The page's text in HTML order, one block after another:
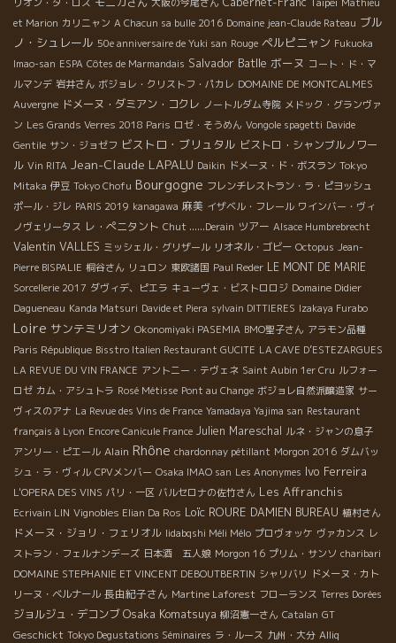
et Marion カリニャン A Chacun sa bulle 2016 Domaine jean-Claude Rateau ブル
ノ・シュレール 50e anniversaire de Yuki san Rouge ペルピニャン Fukuoka
Imao-san ESPA Côtes de Marmandais Salvador Batlle ボーヌ コート・ド・マ
ルマンデ 岩井さん ボジョレ・クリストフ・パカレ DOMAINE DE MONTCALMES
Auvergne ドメーヌ・ダミアン・コクレ ノートルダム寺院 メドック・グランヴァ
ン Les Grands Verres 2018 Paris ロゼ・そうめん Vongole spagetti Davide
Gentile サン・ジョゼフ ビストロ・ブリュタル ビストロ・シャンブルノワー
ル Vin RITA Jean-Claude LAPALU Daikin ドメーヌ・ド・ボスラン Tokyo
Mitaka 伊豆 Tokyo Chofu Bourgogne フレンチレストラン・ラ・ピヨッシュ
ポール・ジレ PARIS 2019 kanagawa 麻美 イザベル・フレール ワインバー・ヴィ
ノヴェリータス レ・ぺニタント Chut ......Derain ツアー Alsace Humbrebrecht
Valentin VALLES ミッシェル・グリザール リオネル・ゴビー Octopus Jean-
Pierre BISPALIE 桐谷さん リュロン 東欧諸国 Paul Reder LE MONT DE MARIE
Sorcellerie 2017 ダヴィデ、ピエラ キューヴェ・ビストロロジ Domaine Didier
Dagueneau Kanda Matsuri Davide et Piera sylvain DITTIERES Izakaya Furabo
Loire サンテミリオン Okonomiyaki PASEMIA BMO聖子さん アラモン品種
Paris République Bisstro Italien Restaurant GUCITE LA CAVE D’ESTEZARGUES
LA REVUE DU VIN FRANCE アントニー・テヴェネ Saint Aubin 1er Cru ルフォー
ロゼ カム・アシュトラ Rosé Métisse Pont au Change ボジョレ自然派醸造家 サー
ヴィスのアナ La Revue des Vins de France Yamadaya Yajima san Restaurant
français à Lyon Encore Canicule France Julien Mareschal ルネ・ジャンの息子
アンリー・ピエール Alain Rhône chardonnay pétillant Morgon 2016 ダムバッ
シュ・ラ・ヴィル CPVメンバー Osaka IMAO san Les Anonymes Ivo Ferreira
L'OPERA DES VINS パリ・一区 バルセロナの佐竹さん Les Affranchis
Ecrivain LIN Vignobles Elian Da Ros Loïc ROURE DAMIEN BUREAU 植村さん
ドメーヌ・ジョリ・フェリオル Iidabqshi Méli Mélo プロヴォッケ ヴァカンス レ
ストラン・フェルナンデーズ 日本酒 五人娘 Morgon 16 プリム・サンソ charibari
DOMAINE STEPHANIE ET VINCENT DEBOUTBERTIN シャリバリ ドメーヌ・カト
リーヌ・ベルナール 長由紀子さん Martine Laforest フローランス Terres Dorées
ジョルジュ・デコンブ Osaka Komatsuya 柳沼憲一さん Catalan GT
Geschickt Tokyo Degustations Séminaires ラ・ルース 九州・大分 Alliq